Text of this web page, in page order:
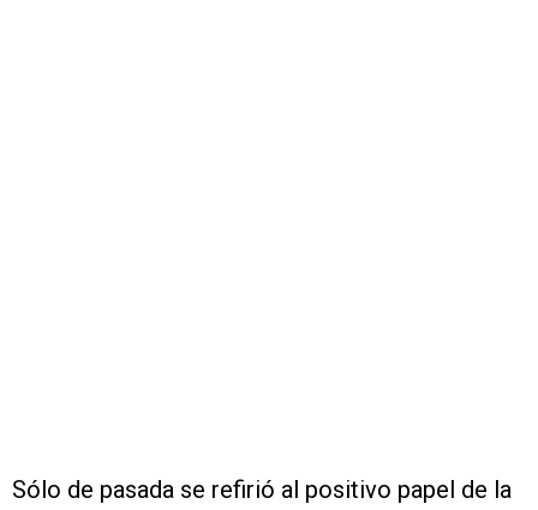
Sólo de pasada se refirió al positivo papel de la